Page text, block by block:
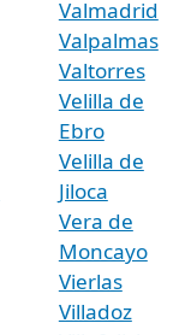
Valmadrid
Valpalmas
Valtorres
Velilla de
Ebro
Velilla de
Jiloca
Vera de
Moncayo
Vierlas
Villadoz